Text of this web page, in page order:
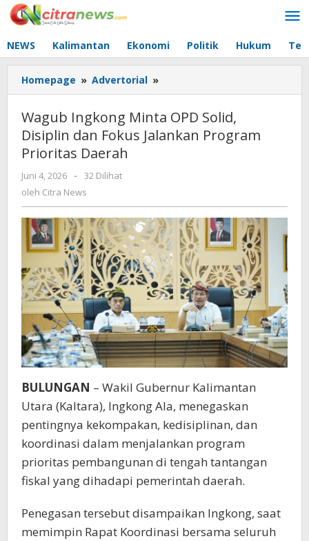
Lewati
ke
NEWS Kalimantan Ekonomi Politik Hukum
Homepage » Advertorial »
Ingkong
OPD
Solid,
Program
Prioritas
Daerah
Wagub Ingkong Minta OPD Solid,
Disiplin dan Fokus Jalankan Program
Prioritas Daerah
Juni 4, 2026
oleh
Citra
-
32 Dilihat
oleh Citra News
BULUNGAN – Wakil Gubernur Kalimantan
Utara (Kaltara), Ingkong Ala, menegaskan
pentingnya kekompakan, kedisiplinan, dan
koordinasi dalam menjalankan program
prioritas pembangunan di tengah tantangan
fiskal yang dihadapi pemerintah daerah.
Penegasan tersebut disampaikan Ingkong, saat
memimpin Rapat Koordinasi bersama seluruh